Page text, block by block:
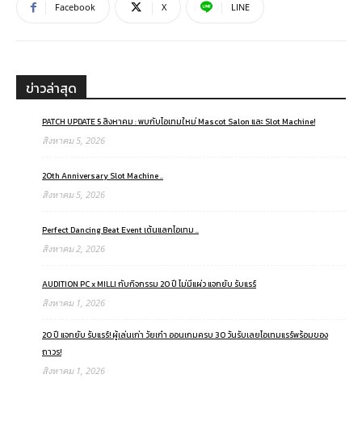
Facebook X LINE
ข่าวล่าสุด
PATCH UPDATE 5 สิงหาคม : พบกับไอเทมใหม่ Mascot Salon และ Slot Machine!
สิงหาคม 5, 2026
20th Anniversary Slot Machine ..
สิงหาคม 5, 2026
Perfect Dancing Beat Event เต้นแลกไอเทม ..
สิงหาคม 2, 2026
AUDITION PC x MILLI กับกิจกรรม 20 ปี ไม่มีแผ่ว แจกยับ รับแรร์
สิงหาคม 1, 2026
20 ปี แจกยับ รับแรร์! ผู้เล่นเก่า วัยเก๋า ออนเกมครบ 30 วันรับเลยไอเทมแรร์พร้อมของ
ถาวร!
สิงหาคม 1, 2026